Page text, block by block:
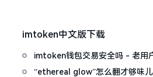
imtoken中文版下载
imtoken钱包交易安全吗 - 老用
“ethereal glow”怎么翻才够味儿